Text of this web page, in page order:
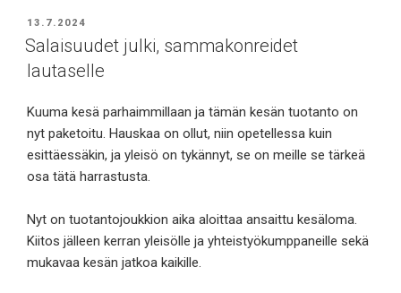
JULKAISTU
13.7.2024
Salaisuudet julki, sammakonreidet
lautaselle
Kuuma kesä parhaimmillaan ja tämän kesän tuotanto on
nyt paketoitu. Hauskaa on ollut, niin opetellessa kuin
esittäessäkin, ja yleisö on tykännyt, se on meille se tärkeä
osa tätä harrastusta.
Nyt on tuotantojoukkion aika aloittaa ansaittu kesäloma.
Kiitos jälleen kerran yleisölle ja yhteistyökumppaneille sekä
mukavaa kesän jatkoa kaikille.